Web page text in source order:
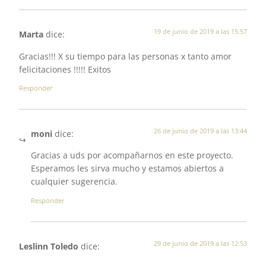
Marta dice: 19 de junio de 2019 a las 15:57
Gracias!!! X su tiempo para las personas x tanto amor
felicitaciones !!!!! Exitos
Responder
moni dice: 26 de junio de 2019 a las 13:44
Gracias a uds por acompañarnos en este proyecto.
Esperamos les sirva mucho y estamos abiertos a
cualquier sugerencia.
Responder
Leslinn Toledo dice: 29 de junio de 2019 a las 12:53